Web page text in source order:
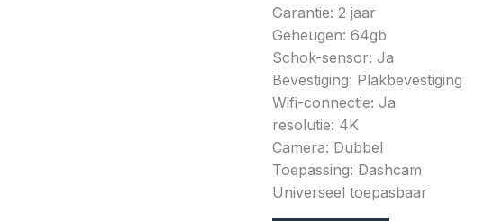
Garantie: 2 jaar
Geheugen: 64gb
Schok-sensor: Ja
Bevestiging: Plakbevestiging
Wifi-connectie: Ja
resolutie: 4K
Camera: Dubbel
Toepassing: Dashcam
Universeel toepasbaar